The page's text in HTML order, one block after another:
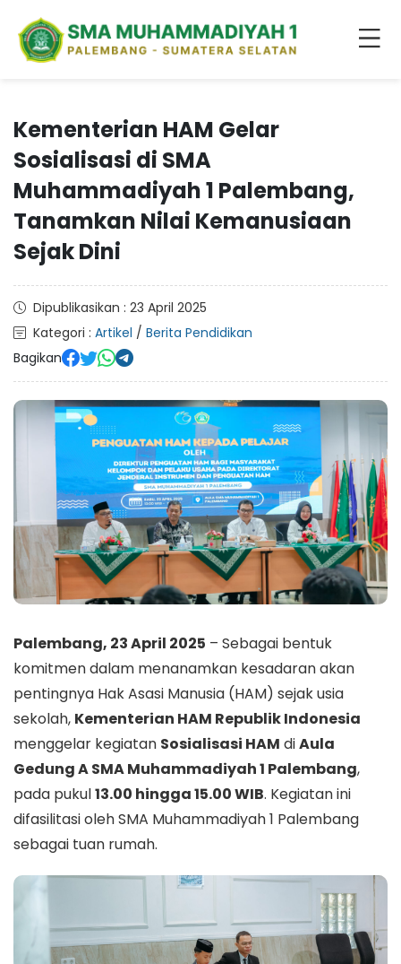
Kementerian HAM Gelar
Sosialisasi di SMA
Muhammadiyah 1 Palembang,
Tanamkan Nilai Kemanusiaan
Sejak Dini
Dipublikasikan : 23 April 2025
Kategori : Artikel / Berita Pendidikan
Bagikan
Palembang, 23 April 2025 – Sebagai bentuk
komitmen dalam menanamkan kesadaran akan
pentingnya Hak Asasi Manusia (HAM) sejak usia
sekolah, Kementerian HAM Republik Indonesia
menggelar kegiatan Sosialisasi HAM diAula
Gedung A SMA Muhammadiyah 1 Palembang,
pada pukul13.00 hingga 15.00 WIB. Kegiatan ini
difasilitasi oleh SMA Muhammadiyah 1 Palembang
sebagai tuan rumah.